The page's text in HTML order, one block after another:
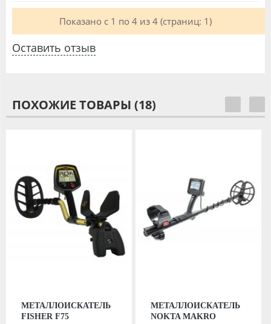
Показано с 1 по 4 из 4 (страниц: 1)
Оставить отзыв
ПОХОЖИЕ ТОВАРЫ (18)
МЕТАЛЛОИСКАТЕЛЬ
FISHER F75
МЕТАЛЛОИСКАТЕЛЬ
NOKTA MAKRO